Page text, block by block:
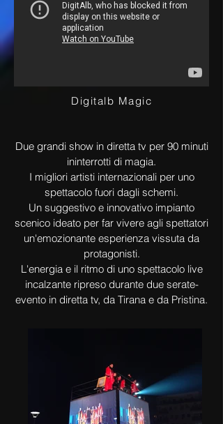
Digitalb Magic
Due grandi show in diretta tv per 90 minuti
ininterrotti di magia.
I migliori artisti internazionali per uno
spettacolo fuori dagli schemi.
Un suggestivo e innovativo impianto
scenico ideato per far vivere agli spettatori
un'emozionante esperienza vissuta da
protagonisti.
L'energia e il ritmo di uno spettacolo live
incalzante ripreso durante due serate-
evento in diretta tv, da Tirana e da Pristina.